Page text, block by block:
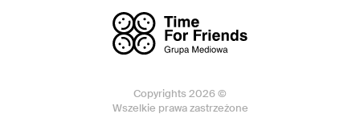
Copyrights 2026 ©
Wszelkie prawa zastrzeżone